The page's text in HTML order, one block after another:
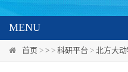
MENU
首页 > > > 科研平台 > 北方大